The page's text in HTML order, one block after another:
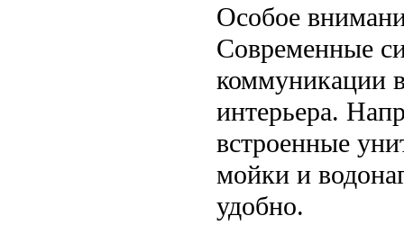
Особое
Современные
коммуникации
интерьера.
встроенные
мойки и
удобно.